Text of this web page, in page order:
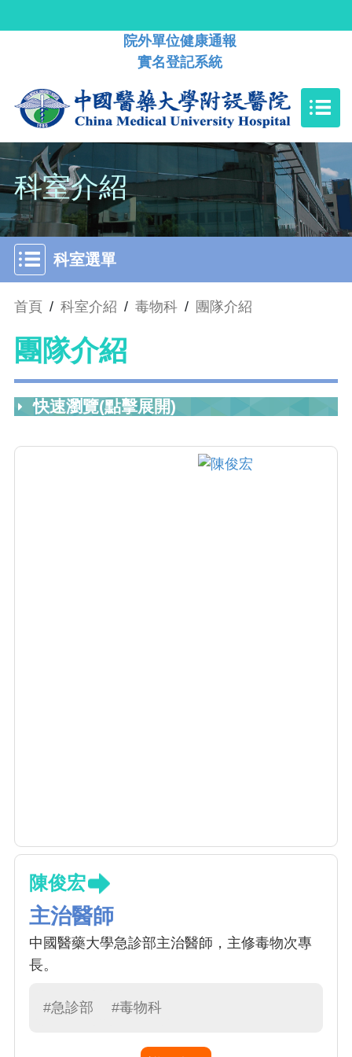
院外單位健康通報
實名登記系統
科室介紹
科室選單
首頁 / 科室介紹 / 毒物科 / 團隊介紹
團隊介紹
快速瀏覽(點擊展開)
陳俊宏
主治醫師
中國醫藥大學急診部主治醫師，主修毒物次專
長。
#急診部 #毒物科